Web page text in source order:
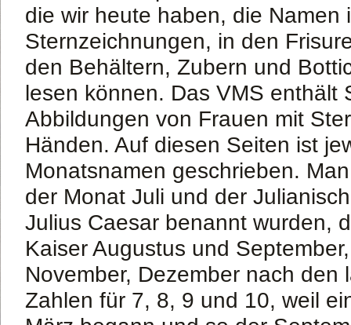
die wir heute haben, die Namen
Sternzeichnungen, in den
den Behältern, Zubern und
lesen können. Das VMS enthält
Abbildungen von Frauen mit
Händen. Auf diesen Seiten ist
Monatsnamen geschrieben.
der Monat Juli und der
Julius Caesar benannt wurden,
Kaiser Augustus und
November, Dezember nach den
Zahlen für 7, 8, 9 und 10, weil